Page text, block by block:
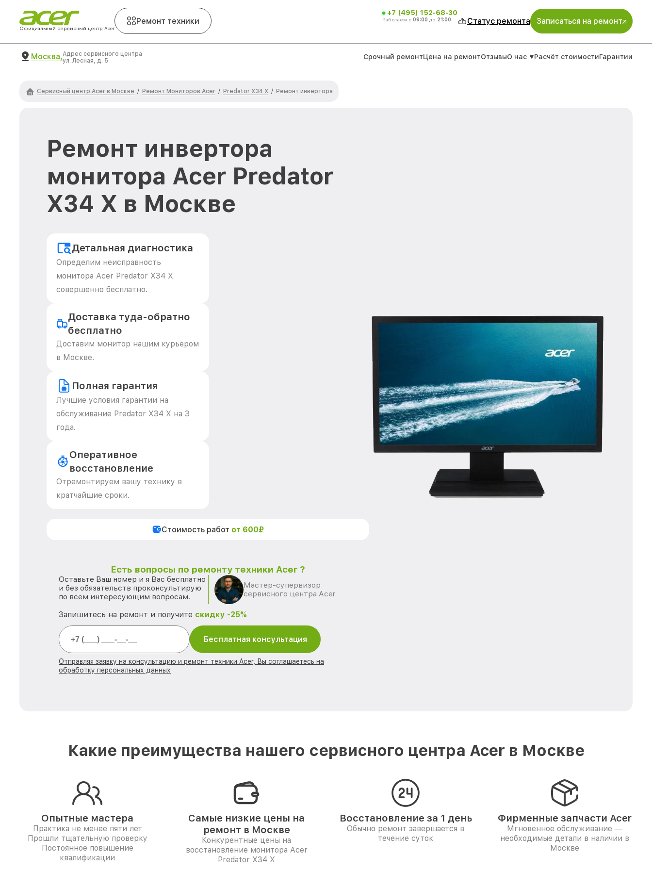
Официальный сервисный центр Acer
Ремонт техники
+7 (495) 152-68-30
Работаем с 09:00 до 21:00 Статус ремонта Записаться на ремонт
Москва,Адрес сервисного центра
ул. Лесная, д. 5
Срочный ремонтЦена на ремонтОтзывыО нас Расчёт стоимостиГарантии
Сервисный центр Acer в Москве / Ремонт Мониторов Acer / Predator X34 X / Ремонт инвертора
Ремонт инвертора
монитора Acer Predator
X34 X в Москве
Детальная диагностика
Определим неисправность
монитора Acer Predator X34 X
совершенно бесплатно.
Доставка туда-обратно
бесплатно
Доставим монитор нашим курьером
в Москве.
Полная гарантия
Лучшие условия гарантии на
обслуживание Predator X34 X на 3
года.
Оперативное
восстановление
Отремонтируем вашу технику в
кратчайшие сроки.
Стоимость работ от 600₽
Есть вопросы по ремонту техники Acer ?
Оставьте Ваш номер и я Вас бесплатно
и без обязательств проконсультирую
по всем интересующим вопросам.
Мастер-супервизор
сервисного центра Acer
Запишитесь на ремонт и получите скидку -25%
Бесплатная консультация
Отправляя заявку на консультацию и ремонт техники Acer, Вы соглашаетесь на
обработку персональных данных
Какие преимущества нашего сервисного центра Acer в Москве
Опытные мастера
Практика не менее пяти лет
Прошли тщательную проверку
Постоянное повышение
квалификации
Самые низкие цены на
ремонт в Москве
Конкурентные цены на
восстановление монитора Acer
Predator X34 X
Восстановление за 1 день
Обычно ремонт завершается в
течение суток
Фирменные запчасти Acer
Мгновенное обслуживание —
необходимые детали в наличии в
Москве